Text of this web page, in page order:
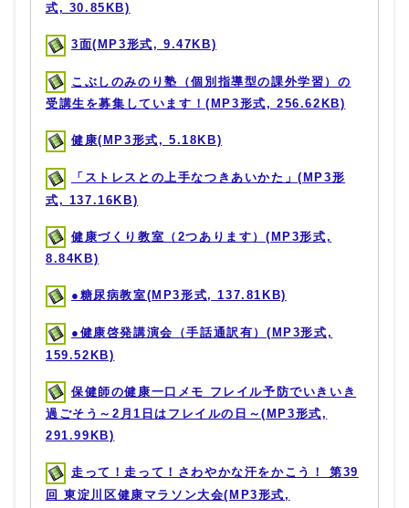
式, 30.85KB)
3面(MP3形式, 9.47KB)
こぶしのみのり塾（個別指導型の課外学習）の
受講生を募集しています！(MP3形式, 256.62KB)
健康(MP3形式, 5.18KB)
「ストレスとの上手なつきあいかた」(MP3形
式, 137.16KB)
健康づくり教室（2つあります）(MP3形式,
8.84KB)
●糖尿病教室(MP3形式, 137.81KB)
●健康啓発講演会（手話通訳有）(MP3形式,
159.52KB)
保健師の健康一口メモ フレイル予防でいきいき
過ごそう～2月1日はフレイルの日～(MP3形式,
291.99KB)
走って！走って！さわやかな汗をかこう！ 第39
回 東淀川区健康マラソン大会(MP3形式,